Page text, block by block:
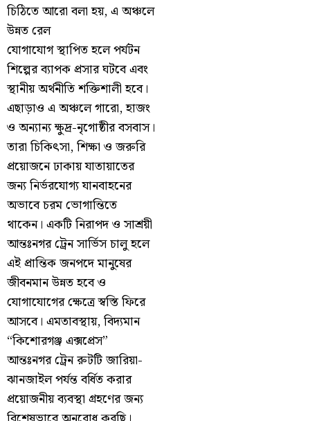
চিঠিতে আরো বলা হয়, এ অঞ্চলে
উন্নত রেল
যোগাযোগ স্থাপিত হলে পর্যটন
শিল্পের ব্যাপক প্রসার ঘটবে এবং
স্থানীয় অর্থনীতি শক্তিশালী হবে।
এছাড়াও এ অঞ্চলে গারো, হাজং
ও অন্যান্য ক্ষুদ্র-নৃগোষ্ঠীর বসবাস।
তারা চিকিৎসা, শিক্ষা ও জরুরি
প্রয়োজনে ঢাকায় যাতায়াতের
জন্য নির্ভরযোগ্য যানবাহনের
অভাবে চরম ভোগান্তিতে
থাকেন। একটি নিরাপদ ও সাশ্রয়ী
আন্তঃনগর ট্রেন সার্ভিস চালু হলে
এই প্রান্তিক জনপদে মানুষের
জীবনমান উন্নত হবে ও
যোগাযোগের ক্ষেত্রে স্বস্তি ফিরে
আসবে। এমতাবস্থায়, বিদ্যমান
“কিশোরগঞ্জ এক্সপ্রেস”
আন্তঃনগর ট্রেন রুটটি জারিয়া-
ঝানজাইল পর্যন্ত বর্ধিত করার
প্রয়োজনীয় ব্যবস্থা গ্রহণের জন্য